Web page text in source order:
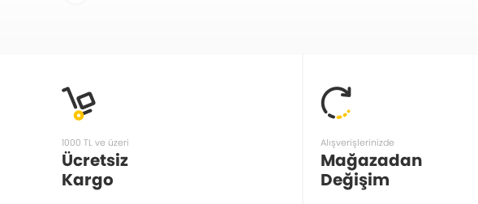
1000 TL ve üzeri
Ücretsiz
Kargo
Alışverişlerinizde
Mağazadan
Değişim